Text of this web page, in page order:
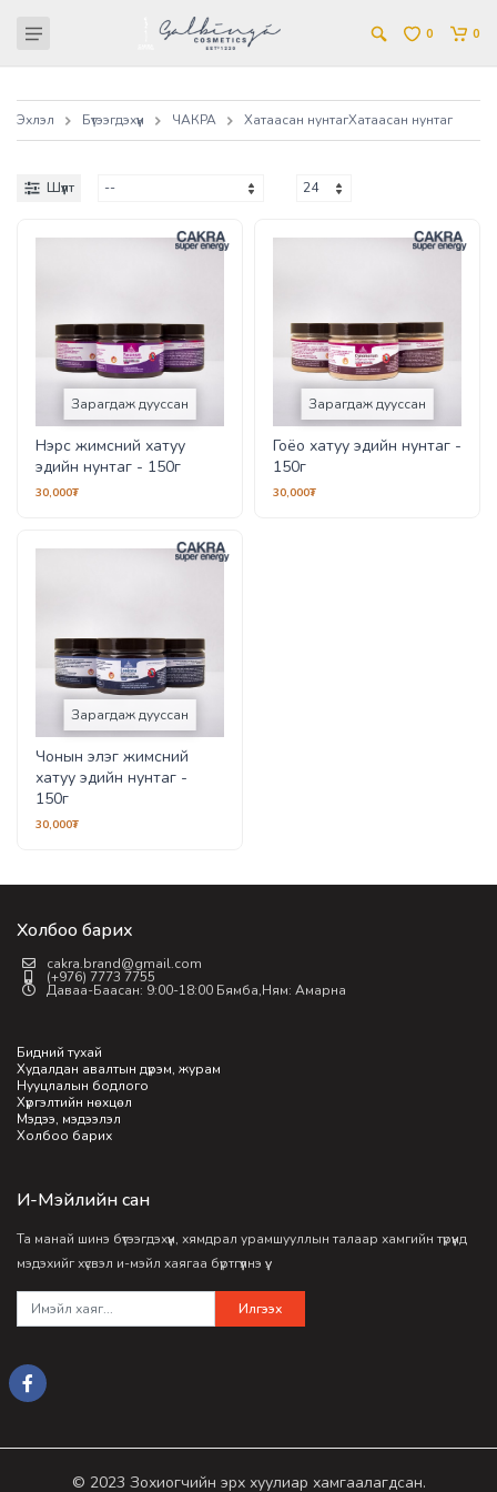
0 0
Эхлэл Бүтээгдэхүүн ЧАКРА Хатаасан нунтагХатаасан нунтаг
Шүүлт
Зарагдаж дууссан
Нэрс жимсний хатуу
эдийн нунтаг - 150г
30,000₮
Зарагдаж дууссан
Гоёо хатуу эдийн нунтаг -
150г
30,000₮
Зарагдаж дууссан
Чонын элэг жимсний
хатуу эдийн нунтаг -
150г
30,000₮
Холбоо барих
cakra.brand@gmail.com
(+976) 7773 7755
Даваа-Баасан: 9:00-18:00 Бямба,Ням: Амарна
Бидний тухай
Худалдан авалтын дүрэм, журам
Нууцлалын бодлого
Хүргэлтийн нөхцөл
Мэдээ, мэдээлэл
Холбоо барих
И-Мэйлийн сан
Та манай шинэ бүтээгдэхүүн, хямдрал урамшууллын талаар хамгийн түрүүнд
мэдэхийг хүсвэл и-мэйл хаягаа бүртгүүлнэ үү.
Илгээх
© 2023 Зохиогчийн эрх хуулиар хамгаалагдсан.